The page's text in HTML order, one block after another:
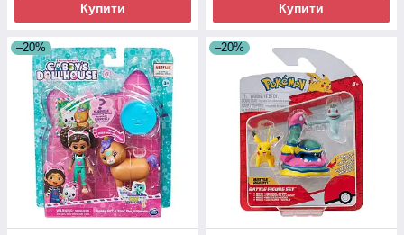
Купити Купити
–20% –20%